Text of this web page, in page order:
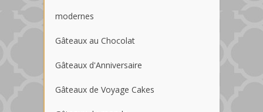
modernes
Gâteaux au Chocolat
Gâteaux d'Anniversaire
Gâteaux de Voyage Cakes